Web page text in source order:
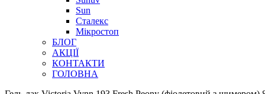
Sun
Сталекс
Мікростоп
БЛОГ
АКЦІЇ
КОНТАКТИ
ГОЛОВНА